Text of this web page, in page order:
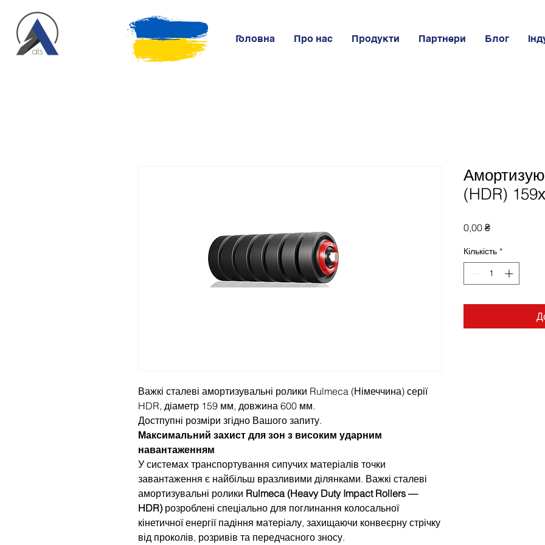
Головна Про нас Продукти Партнери Блог
Важкі сталеві амортизувальні ролики Rulmeca (Німеччина) серії
HDR, діаметр 159 мм, довжина 600 мм.
Достпупні розміри згідно Вашого запиту.
Максимальний захист для зон з високим ударним
навантаженням
У системах транспортування сипучих матеріалів точки
завантаження є найбільш вразливими ділянками. Важкі сталеві
амортизувальні ролики Rulmeca (Heavy Duty Impact Rollers —
HDR) розроблені спеціально для поглинання колосальної
кінетичної енергії падіння матеріалу, захищаючи конвеєрну стрічку
від проколів, розривів та передчасного зносу.
(HDR)
0,00 ₴Ціна
Кількість *